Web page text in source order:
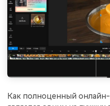
Как полноценный